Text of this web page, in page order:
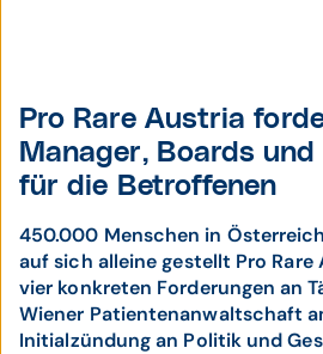
Pro Rare Austria
Manager, Boards und
für die Betroffenen
450.000 Menschen in
auf sich alleine gestellt Pro
vier konkreten Forderungen an
Wiener Patientenanwaltschaft
Initialzündung an Politik und